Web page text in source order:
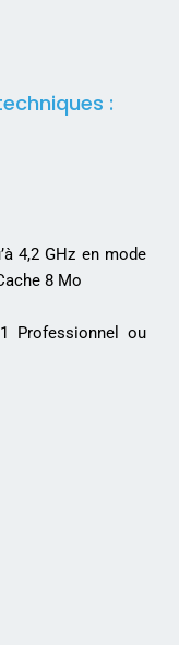
:
4,2 GHz en mode
8 Mo
Professionnel ou